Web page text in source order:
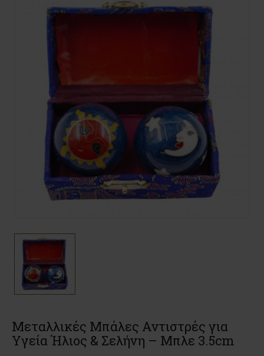
Μεταλλικές Μπάλες Αντιστρές για
Υγεία Ήλιος & Σελήνη – Μπλε 3.5cm